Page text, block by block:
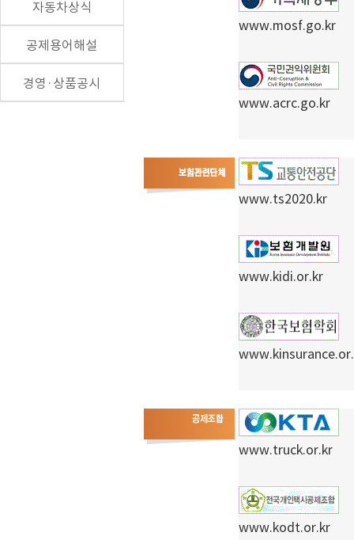
자동차상식
공제용어해설
경영·상품공시
www.mosf.go.kr
www.acrc.go.kr
www.ts2020.kr
www.kidi.or.kr
www.truck.or.kr
www.kodt.or.kr